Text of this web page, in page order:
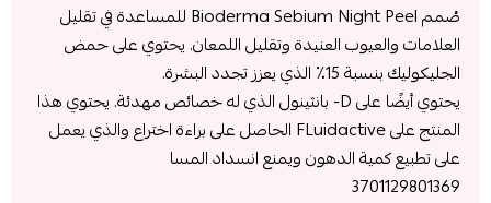
صُمم Bioderma Sebium Night Peel للمساعدة في تقليل
العلامات والعيوب العنيدة وتقليل اللمعان. يحتوي على حمض
الجليكوليك بنسبة 15٪ الذي يعزز تجدد البشرة.
يحتوي أيضًا على D- بانثينول الذي له خصائص مهدئة. يحتوي هذا
المنتج على FLuidactive الحاصل على براءة اختراع والذي يعمل
على تطبيع كمية الدهون ويمنع انسداد المسا
3701129801369